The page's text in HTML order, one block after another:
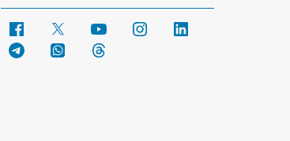
Facebook YouTube Instagram
Telegram WhatsApp